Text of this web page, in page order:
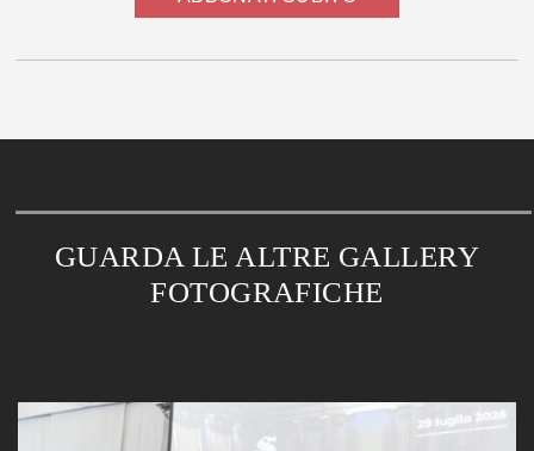
GUARDA LE ALTRE GALLERY
FOTOGRAFICHE